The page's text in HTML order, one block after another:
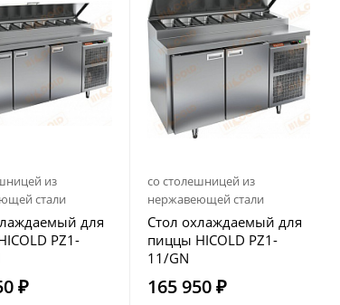
из
стали
для
PZ1-
₽
со столешницей из
нержавеющей стали
Стол охлаждаемый для
пиццы HICOLD PZ1-
11/GN
165 950 ₽